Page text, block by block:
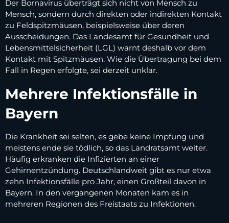
Der Bornavirus überträgt sich nicht von Mensch zu
Mensch, sondern durch direkten oder indirekten Kontakt
zu Feldspitzmäusen, beispielsweise über deren
Ausscheidungen. Das Landesamt für Gesundheit und
Lebensmittelsicherheit (LGL) warnt deshalb vor dem
Kontakt mit Spitzmäusen. Wie die Übertragung bei dem
Fall in Regen erfolgte, sei derzeit unklar.
Mehrere Infektionsfälle in
Bayern
Die Krankheit sei selten, es gebe keine Impfung und
meistens ende sie tödlich, so das Landratsamt weiter.
Häufig erkranken die Infizierten an einer
Gehirnentzündung. Deutschlandweit gibt es nur etwa
zehn Infektionsfälle pro Jahr, einen Großteil davon in
Bayern. In den vergangenen Monaten kam es in
mehreren Regionen des Freistaats zu Infektionen.